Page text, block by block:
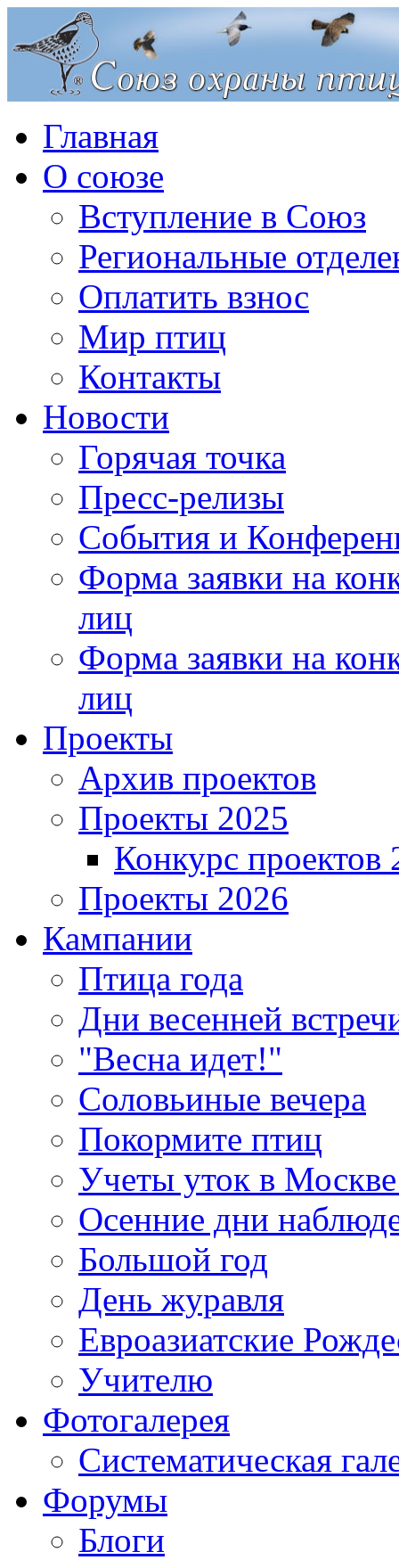
Главная
О союзе
Вступление в Союз
Региональные
Оплатить взнос
Мир птиц
Контакты
Новости
Горячая точка
Пресс-релизы
События и
Форма заявки на
лиц
Форма заявки на
лиц
Проекты
Архив проектов
Проекты 2025
Конкурс проектов
Проекты 2026
Кампании
Птица года
Дни весенней
"Весна идет!"
Соловьиные вечера
Покормите птиц
Учеты уток в
Осенние дни
Большой год
День журавля
Евроазиатские
Учителю
Фотогалерея
Систематическая
Форумы
Блоги